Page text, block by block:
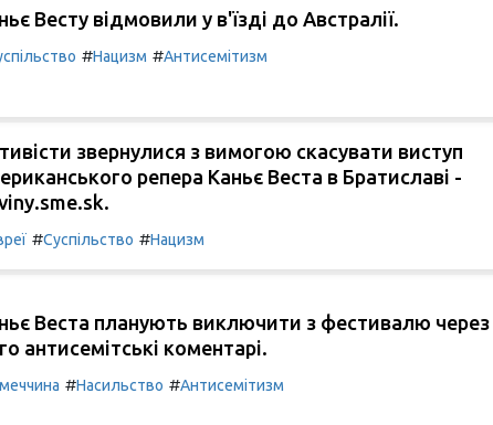
Весту відмовили у в'їзді до Австралії.
#Нацизм #Антисемітизм
звернулися з вимогою скасувати виступ
репера Каньє Веста в Братиславі -
#Суспільство #Нацизм
Веста планують виключити з фестивалю через
антисемітські коментарі.
#Насильство #Антисемітизм